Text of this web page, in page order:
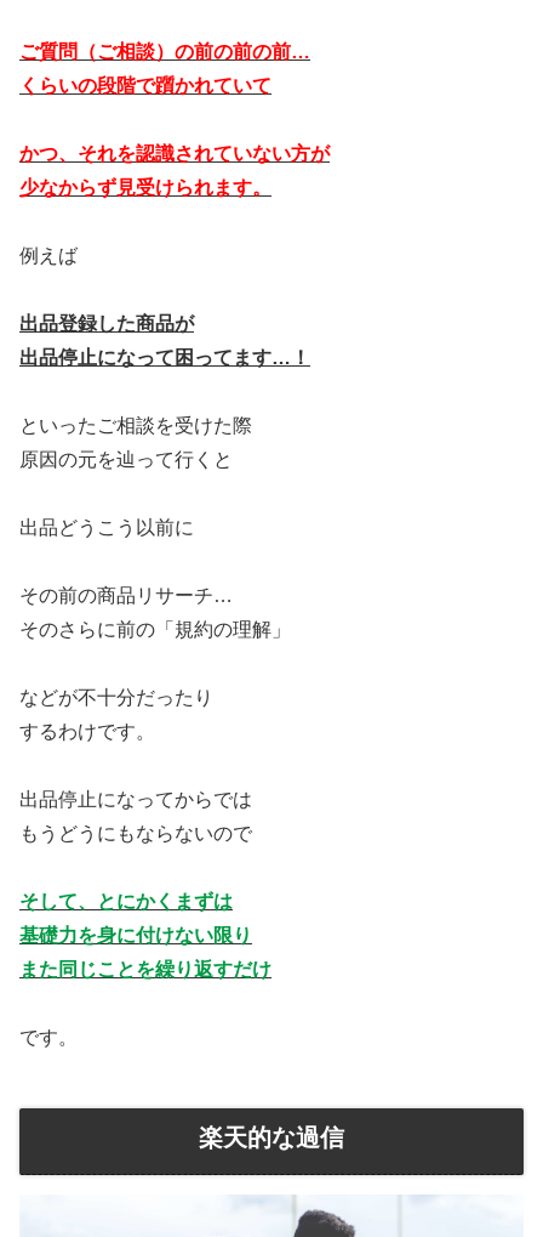
ご質問（ご相談）の前の前の前…
くらいの段階で躓かれていて
かつ、それを認識されていない方が
少なからず見受けられます。
例えば
出品登録した商品が
出品停止になって困ってます…！
といったご相談を受けた際
原因の元を辿って行くと
出品どうこう以前に
その前の商品リサーチ…
そのさらに前の「規約の理解」
などが不十分だったり
するわけです。
出品停止になってからでは
もうどうにもならないので
そして、とにかくまずは
基礎力を身に付けない限り
また同じことを繰り返すだけ
です。
楽天的な過信